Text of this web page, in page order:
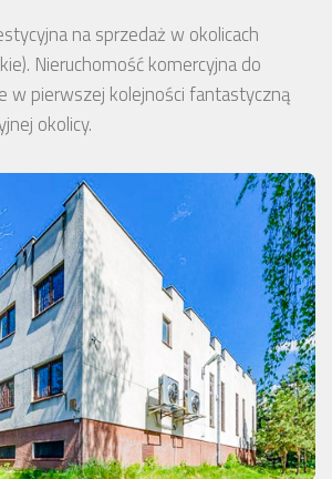
na sprzedaż w okolicach
Nieruchomość komercyjna do
w pierwszej kolejności fantastyczną
okolicy.